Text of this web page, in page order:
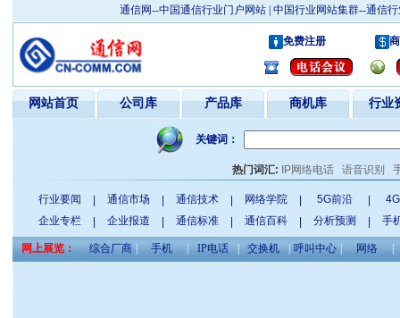
通信网--中国通信行业门户网站 | 中国行业网站集群--通信
免费注册
网站首页 公司库 产品库 商机库 行业
关键词：
热门词汇: IP网络电话 语音识别
行业要闻 通信市场 通信技术 网络学院 5G前沿
企业专栏
企业报道 通信标准 通信百科 分析预测 手
网上展览： 综合厂商 | 手机 | IP电话 | 交换机 | 呼叫中心 | 网络 |